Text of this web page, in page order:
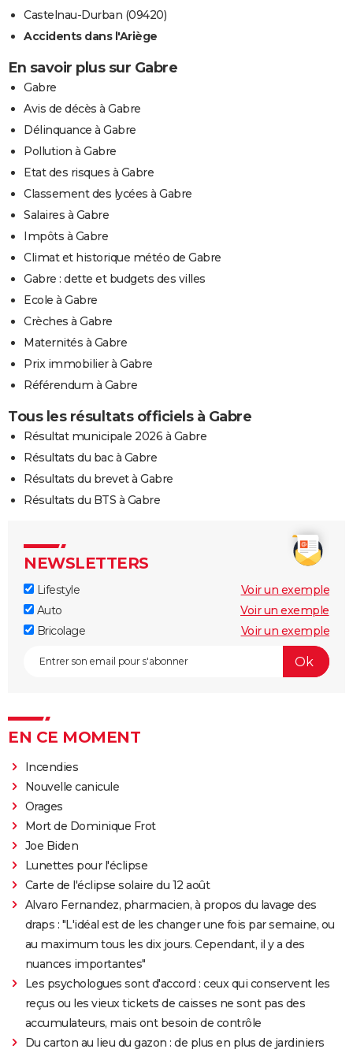
Castelnau-Durban (09420)
Accidents dans l'Ariège
En savoir plus sur Gabre
Gabre
Avis de décès à Gabre
Délinquance à Gabre
Pollution à Gabre
Etat des risques à Gabre
Classement des lycées à Gabre
Salaires à Gabre
Impôts à Gabre
Climat et historique météo de Gabre
Gabre : dette et budgets des villes
Ecole à Gabre
Crèches à Gabre
Maternités à Gabre
Prix immobilier à Gabre
Référendum à Gabre
Tous les résultats officiels à Gabre
Résultat municipale 2026 à Gabre
Résultats du bac à Gabre
Résultats du brevet à Gabre
Résultats du BTS à Gabre
NEWSLETTERS
Lifestyle
Voir un exemple
Auto
Voir un exemple
Bricolage
Voir un exemple
EN CE MOMENT
Incendies
Nouvelle canicule
Orages
Mort de Dominique Frot
Joe Biden
Lunettes pour l'éclipse
Carte de l'éclipse solaire du 12 août
Alvaro Fernandez, pharmacien, à propos du lavage des
draps : "L'idéal est de les changer une fois par semaine, ou
au maximum tous les dix jours. Cependant, il y a des
nuances importantes"
Les psychologues sont d'accord : ceux qui conservent les
reçus ou les vieux tickets de caisses ne sont pas des
accumulateurs, mais ont besoin de contrôle
Du carton au lieu du gazon : de plus en plus de jardiniers